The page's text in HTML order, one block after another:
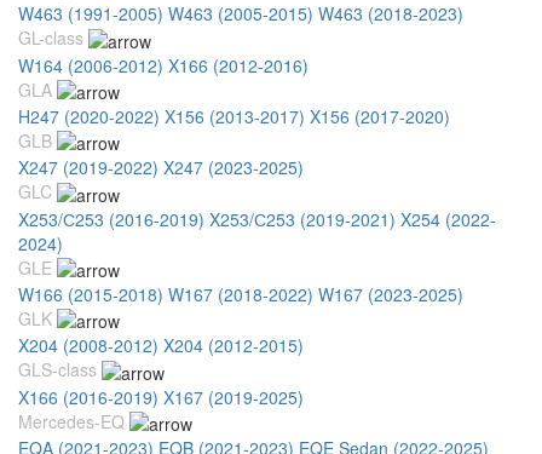
W463 (1991-2005) W463 (2005-2015) W463 (2018-2023)
GL-class
W164 (2006-2012) X166 (2012-2016)
GLA
H247 (2020-2022) X156 (2013-2017) X156 (2017-2020)
GLB
X247 (2019-2022) X247 (2023-2025)
GLC
X253/С253 (2016-2019) X253/С253 (2019-2021) X254 (2022-
2024)
GLE
W166 (2015-2018) W167 (2018-2022) W167 (2023-2025)
GLK
X204 (2008-2012) X204 (2012-2015)
GLS-class
X166 (2016-2019) X167 (2019-2025)
Mercedes-EQ
EQA (2021-2023) EQB (2021-2023) EQE Sedan (2022-2025)